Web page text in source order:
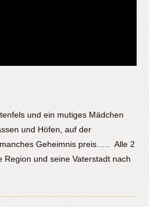
und ein mutiges Mädchen
und Höfen, auf der
Geheimnis preis….. Alle 2
und seine Vaterstadt nach